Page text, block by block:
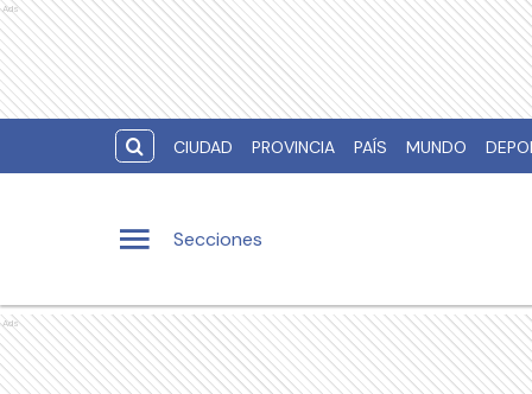
Ads
CIUDAD PROVINCIA PAÍS MUNDO
Secciones
Ads